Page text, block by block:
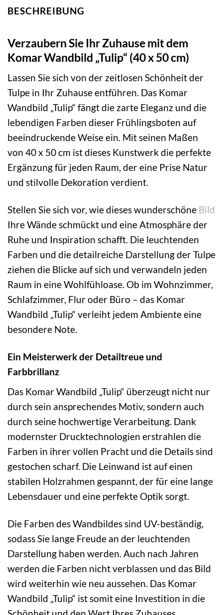
BESCHREIBUNG
Verzaubern Sie Ihr Zuhause mit dem
Komar Wandbild „Tulip“ (40 x 50 cm)
Lassen Sie sich von der zeitlosen Schönheit der
Tulpe in Ihr Zuhause entführen. Das Komar
Wandbild „Tulip“ fängt die zarte Eleganz und die
lebendigen Farben dieser Frühlingsboten auf
beeindruckende Weise ein. Mit seinen Maßen
von 40 x 50 cm ist dieses Kunstwerk die perfekte
Ergänzung für jeden Raum, der eine Prise Natur
und stilvolle Dekoration verdient.
Stellen Sie sich vor, wie dieses wunderschöne Bild
Ihre Wände schmückt und eine Atmosphäre der
Ruhe und Inspiration schafft. Die leuchtenden
Farben und die detailreiche Darstellung der Tulpe
ziehen die Blicke auf sich und verwandeln jeden
Raum in eine Wohlfühloase. Ob im Wohnzimmer,
Schlafzimmer, Flur oder Büro – das Komar
Wandbild „Tulip“ verleiht jedem Ambiente eine
besondere Note.
Ein Meisterwerk der Detailtreue und
Farbbrillanz
Das Komar Wandbild „Tulip“ überzeugt nicht nur
durch sein ansprechendes Motiv, sondern auch
durch seine hochwertige Verarbeitung. Dank
modernster Drucktechnologien erstrahlen die
Farben in ihrer vollen Pracht und die Details sind
gestochen scharf. Die Leinwand ist auf einen
stabilen Holzrahmen gespannt, der für eine lange
Lebensdauer und eine perfekte Optik sorgt.
Die Farben des Wandbildes sind UV-beständig,
sodass Sie lange Freude an der leuchtenden
Darstellung haben werden. Auch nach Jahren
werden die Farben nicht verblassen und das Bild
wird weiterhin wie neu aussehen. Das Komar
Wandbild „Tulip“ ist somit eine Investition in die